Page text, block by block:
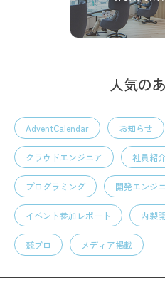
人気の
AdventCalendar お知らせ
クラウドエンジニア 社員紹
プログラミング 開発エンジ
イベント参加レポート 内製
競プロ メディア掲載